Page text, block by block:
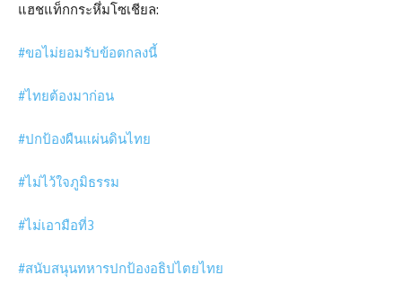
แฮชแท็กกระหึ่มโซเชียล:
#ขอไม่ยอมรับข้อตกลงนี้
#ไทยต้องมาก่อน
#ปกป้องผืนแผ่นดินไทย
#ไม่ไว้ใจภูมิธรรม
#ไม่เอามือที่3
#สนับสนุนทหารปกป้องอธิปไตยไทย